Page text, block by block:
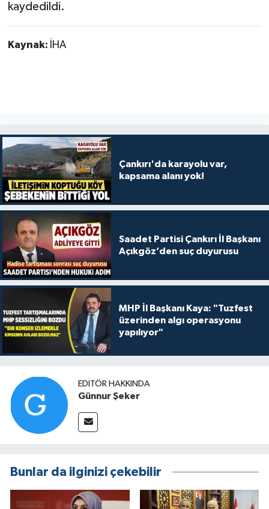
kaydedildi.
Kaynak: İHA
Çankırı'da karayolu var,
kapsama alanı yok!
Saadet Partisi Çankırı İl Başkanı
Açıkgöz’den suç duyurusu
MHP İl Başkanı Kaya: "Tuzfest
üzerinden algı operasyonu
yapılıyor"
EDITÖR HAKKINDA
Günnur Şeker
Bunlar da ilginizi çekebilir